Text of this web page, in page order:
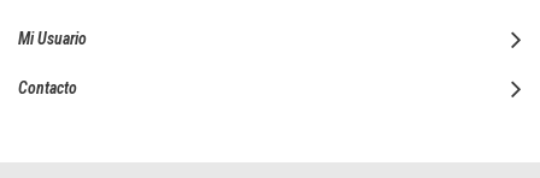
Mi Usuario
Contacto